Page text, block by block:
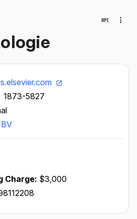
1873-5827
Charge: $3,000